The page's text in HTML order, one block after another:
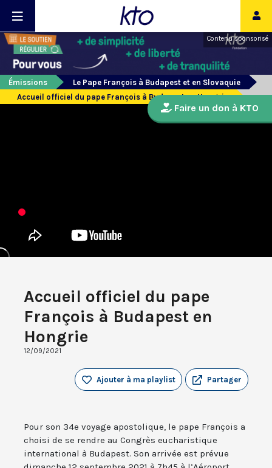
Contenu sponsorisé
Émissions
Le Pape François à Budapest et en Slovaquie
Accueil officiel du pape François à Budapest en Hongrie
Accueil officiel du pape
François à Budapest en
Hongrie
12/09/2021
Partager
Ajouter à ma playlist
Pour son 34e voyage apostolique, le pape François a
choisi de se rendre au Congrès eucharistique
international à Budapest. Son arrivée est prévue
Faire un don à KTO